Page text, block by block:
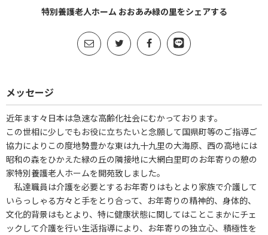
特別養護老人ホーム おおあみ緑の里をシェアする
メッセージ
近年ます々日本は急速な高齢化社会にむかっております。
この世相に少しでもお役に立ちたいと念願して国県町等のご指導ご
協力によりこの度地勢豊かな東は九十九里の大海原、西の高地には
昭和の森をひかえた緑の丘の隣接地に大網白里町のお年寄りの憩の
家特別養護老人ホームを開苑致しました。
私達職員は介護を必要とするお年寄りはもとより家族で介護して
いらっしゃる方々と手をとり合って、お年寄りの精神的、身体的、
文化的背景はもとより、特に健康状態に関してはことこまかにチェ
ックして介護を行い生活指導により、お年寄りの独立心、積極性を